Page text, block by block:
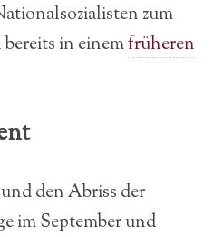
zum
in einemfrüheren
den Abriss der
im September und